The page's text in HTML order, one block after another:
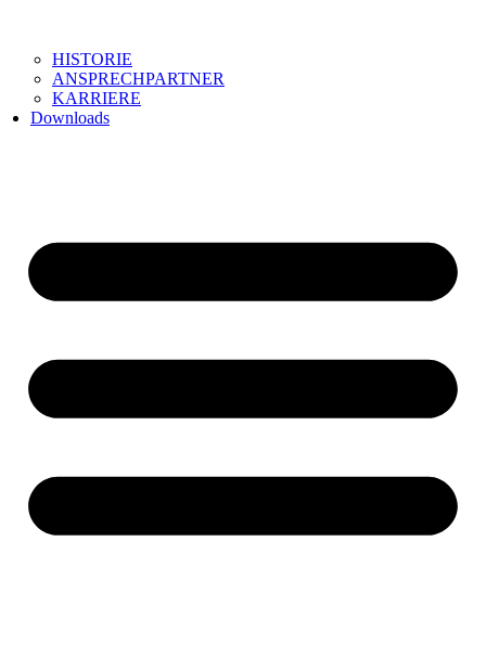
HISTORIE
ANSPRECHPARTNER
KARRIERE
Downloads